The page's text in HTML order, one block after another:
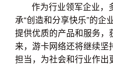
作为行业领军企业，
承“创造和分享快乐”的企
提供优质的产品和服务，
来，游卡网络还将继续坚
担当，为社会和行业作出